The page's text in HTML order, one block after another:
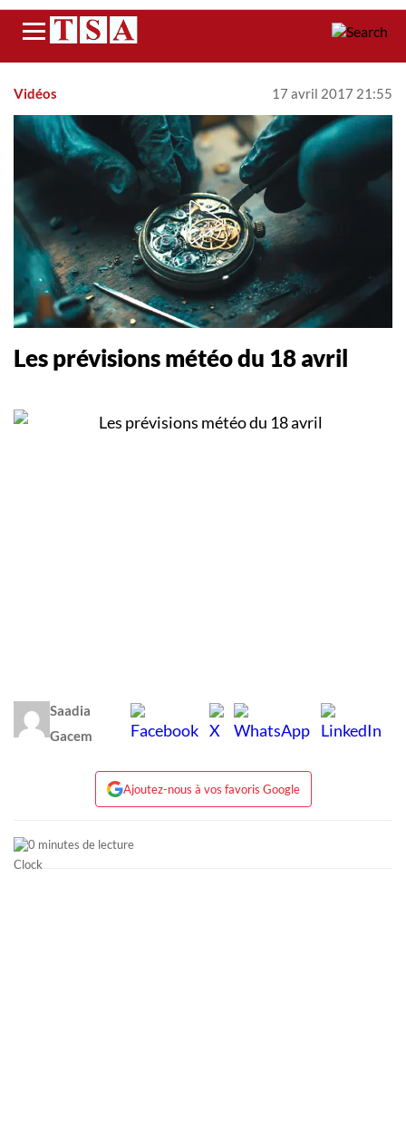
Menu
Vidéos 17 avril 2017 21:55
Les prévisions météo du 18 avril
Saadia
Gacem
Ajoutez-nous à vos favoris Google
0 minutes de lecture